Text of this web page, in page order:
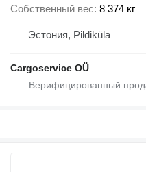
Собственный вес 8 374 кг
Эстония, Pildiküla
Cargoservice OÜ